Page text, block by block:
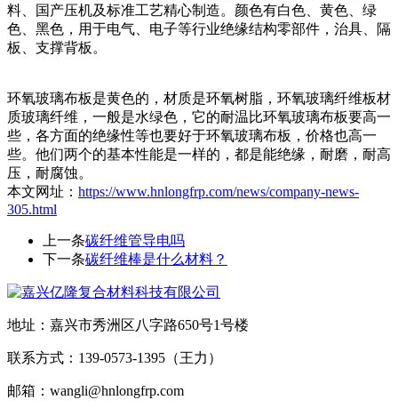
料、国产压机及标准工艺精心制造。颜色有白色、黄色、绿
色、黑色，用于电气、电子等行业绝缘结构零部件，治具、隔
板、支撑背板。
环氧玻璃布板是黄色的，材质是环氧树脂，环氧玻璃纤维板材
质玻璃纤维，一般是水绿色，它的耐温比环氧玻璃布板要高一
些，各方面的绝缘性等也要好于环氧玻璃布板，价格也高一
些。他们两个的基本性能是一样的，都是能绝缘，耐磨，耐高
压，耐腐蚀。
本文网址： https://www.hnlongfrp.com/news/company-news-
305.html
上一条碳纤维管导电吗
下一条碳纤维棒是什么材料？
地址：嘉兴市秀洲区八字路650号1号楼
联系方式：139-0573-1395（王力）
邮箱：wangli@hnlongfrp.com